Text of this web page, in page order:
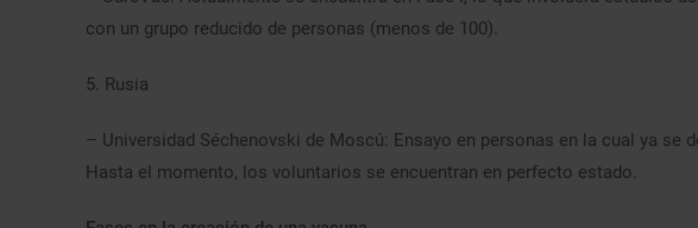
con un grupo reducido de personas (menos de 100).
5. Rusia
– Universidad Séchenovski de Moscú: Ensayo en personas en la cual ya se
Hasta el momento, los voluntarios se encuentran en perfecto estado.